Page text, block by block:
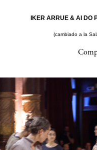
IKER ARRUE & AI DO
(cambiado a la